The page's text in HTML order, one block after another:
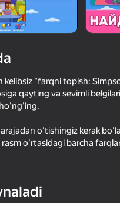
odamlar ham
kelibsiz "farqni topish:
qayting va sevimli
o'tishingiz kerak
rasm o'rtasidagi barcha
topilgan farq uchun siz ball
olasiz va birinchi